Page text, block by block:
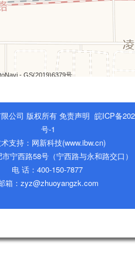
- GS(2019)6379号
公司 版权所有 免责声明 皖ICP备
号-1
支持： 网新科技(www.ibw.cn)
宁西路58号（宁西路与永和路交口）
电 话：400-150-7877
箱： zyz@zhuoyangzk.com